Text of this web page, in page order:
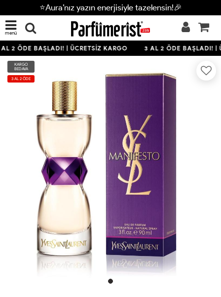
⭐Aura’nız yazın enerjisiyle tazelensin!🎉
menü
2 ÖDE BAŞLADI! | ÜCRETSİZ KARGO 3 AL 2 ÖDE BAŞLADI! |
KARGO
BEDAVA
3 AL 2 ÖDE